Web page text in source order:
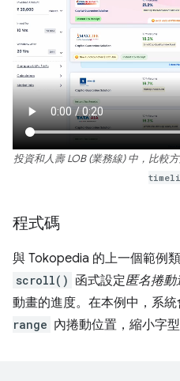
投資和人壽 LOB (業務線) 中，比較
程式碼
與 Tokopedia 的上一個範例
scroll() 函式設定匿名捲
動畫的進度。在本例中，系
range 內捲動位置，縮小字